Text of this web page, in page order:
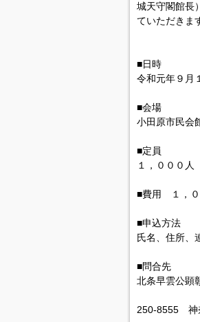
城天守閣館長
ていただきま
■日時
令和元年９月
■会場
小田原市民会
■定員
１，０００
■費用 １，０
■申込方法
氏名、住所、
■問合先
北条早雲公顕
250-8555 神